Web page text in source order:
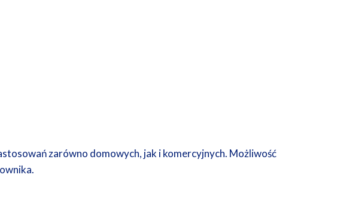
zarówno domowych, jak i komercyjnych. Możliwość